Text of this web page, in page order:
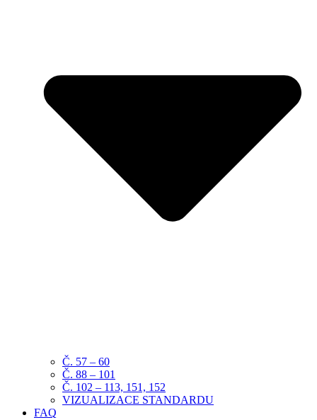
Č. 57 – 60
Č. 88 – 101
Č. 102 – 113, 151, 152
VIZUALIZACE STANDARDU
FAQ